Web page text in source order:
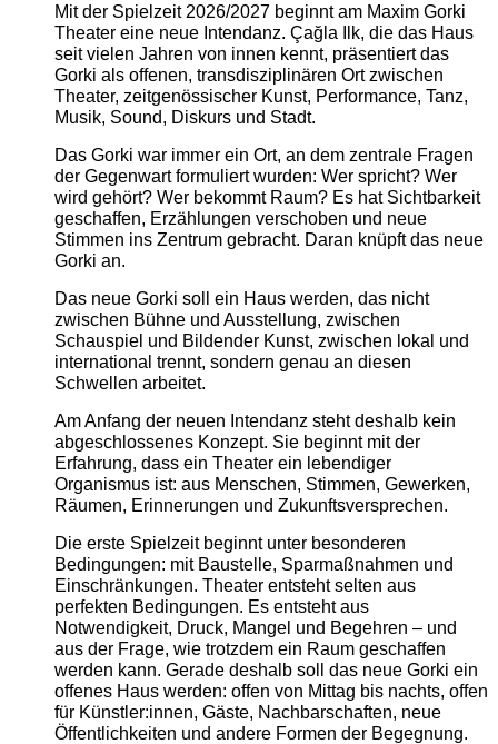
Mit der Spielzeit 2026/2027 beginnt am Maxim Gorki
Theater eine neue Intendanz. Çağla Ilk, die das Haus
seit vielen Jahren von innen kennt, präsentiert das
Gorki als offenen, transdisziplinären Ort zwischen
Theater, zeitgenössischer Kunst, Performance, Tanz,
Musik, Sound, Diskurs und Stadt.
Das Gorki war immer ein Ort, an dem zentrale Fragen
der Gegenwart formuliert wurden: Wer spricht? Wer
wird gehört? Wer bekommt Raum? Es hat Sichtbarkeit
geschaffen, Erzählungen verschoben und neue
Stimmen ins Zentrum gebracht. Daran knüpft das neue
Gorki an.
Das neue Gorki soll ein Haus werden, das nicht
zwischen Bühne und Ausstellung, zwischen
Schauspiel und Bildender Kunst, zwischen lokal und
international trennt, sondern genau an diesen
Schwellen arbeitet.
Am Anfang der neuen Intendanz steht deshalb kein
abgeschlossenes Konzept. Sie beginnt mit der
Erfahrung, dass ein Theater ein lebendiger
Organismus ist: aus Menschen, Stimmen, Gewerken,
Räumen, Erinnerungen und Zukunftsversprechen.
Die erste Spielzeit beginnt unter besonderen
Bedingungen: mit Baustelle, Sparmaßnahmen und
Einschränkungen. Theater entsteht selten aus
perfekten Bedingungen. Es entsteht aus
Notwendigkeit, Druck, Mangel und Begehren – und
aus der Frage, wie trotzdem ein Raum geschaffen
werden kann. Gerade deshalb soll das neue Gorki ein
offenes Haus werden: offen von Mittag bis nachts, offen
für Künstler:innen, Gäste, Nachbarschaften, neue
Öffentlichkeiten und andere Formen der Begegnung.